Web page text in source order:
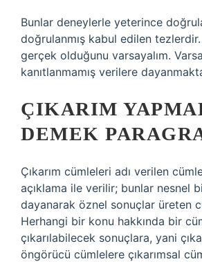
Bunlar deneylerle yeterince
doğrulanmış kabul edilen tezlerdir.
gerçek olduğunu varsayalım.
kanıtlanmamış verilere
ÇIKARIM
DEMEK
Çıkarım cümleleri adı verilen
açıklama ile verilir; bunlar nesnel
dayanarak öznel sonuçlar üreten
Herhangi bir konu hakkında bir
çıkarılabilecek sonuçlara, yani
öngörücü cümlelere çıkarımsal